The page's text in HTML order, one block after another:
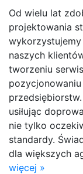
Od wielu lat
projektowania
naszych
tworzeniu
usiłując
nie tylko
standardy.
dla większych
więcej »